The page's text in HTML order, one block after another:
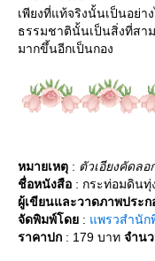
เพียงที่แท้จริงนั้นเป็นอย่
ธรรมชาตินั้นเป็นสิ่งที่สา
มากขึ้นอีกเป็นกอง
หมายเหตุ : ตัวเอียงคัดล
ชื่อหนังสือ : กระท่อมดินทุ่
ผู้เขียนและวาดภาพประก
จัดพิมพ์โด : พรวสำนัก
ราคาปก : 179 บาท จำน